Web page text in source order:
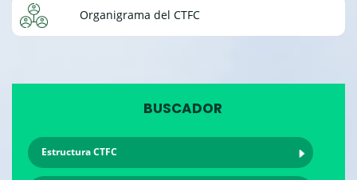
Organigrama del CTFC
BUSCADOR
Estructura CTFC